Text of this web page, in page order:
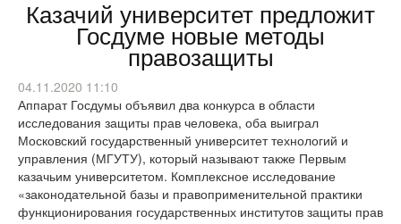
Казачий университет предложит
Госдуме новые методы
правозащиты
04.11.2020 11:10
Аппарат Госдумы объявил два конкурса в области
исследования защиты прав человека, оба выиграл
Московский государственный университет технологий и
управления (МГУТУ), который называют также Первым
казачьим университетом. Комплексное исследование
«законодательной базы и правоприменительной практики
функционирования государственных институтов защиты прав